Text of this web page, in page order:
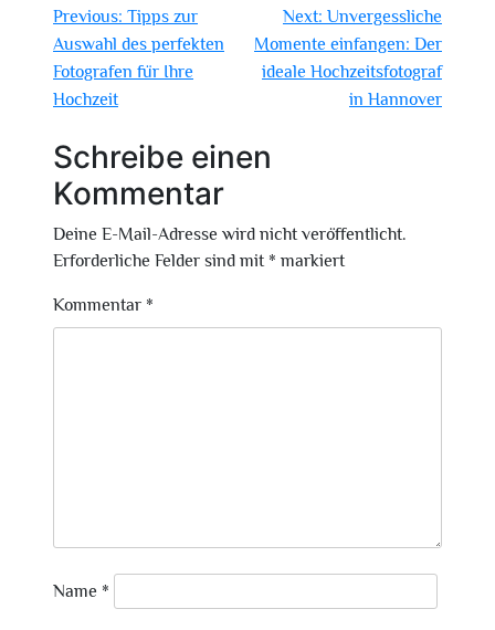
Beitragsnavigation
Previous: Tipps zur
Auswahl des perfekten
Fotografen für Ihre
Hochzeit
Next: Unvergessliche
Momente einfangen: Der
ideale Hochzeitsfotograf
in Hannover
Schreibe einen
Kommentar
Deine E-Mail-Adresse wird nicht veröffentlicht.
Erforderliche Felder sind mit * markiert
Kommentar *
Name *